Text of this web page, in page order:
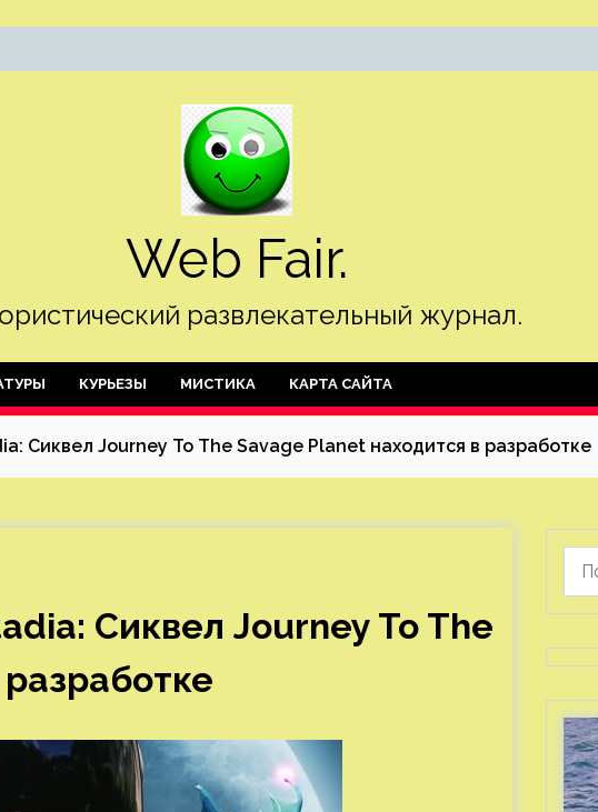
Web Fair.
развлекательный журнал.
КУРЬЕЗЫ МИСТИКА КАРТА САЙТА
Сиквел Journey To The Savage Planet находится в разработке
Сиквел Journey To The